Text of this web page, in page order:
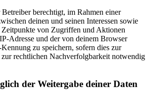
berechtigt, im Rahmen einer
deinen und seinen Interessen sowie
Zeitpunkte von Zugriffen und Aktionen
Adresse und der von deinem Browser
zu speichern, sofern dies zur
rechtlichen Nachverfolgbarkeit notwendig
der Weitergabe deiner Daten